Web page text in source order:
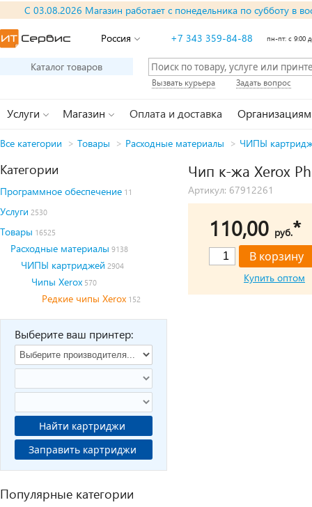
С 03.08.2026 Магазин работает с понедельника по субботу в
Россия +7 343 359-84-88 пн-пт: с 9:00
Каталог товаров
Вызвать курьера Задать вопрос
Услуги Магазин Оплата и доставка Организациям
Все категории > Товары > Расходные материалы > ЧИПЫ
Категории
Программное обеспечение 11
Услуги 2530
Товары 16525
Расходные материалы 9138
ЧИПЫ картриджей 2904
Чипы Xerox 570
Редкие чипы Xerox 152
Выберите ваш принтер:
Найти картриджи
Заправить картриджи
Популярные категории
Чип к-жа Xerox
Артикул: 67912261
110,00 руб.*
Купить оптом